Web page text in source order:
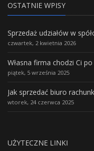
OSTATNIE WPISY
czwartek, 2 kwietnia 2026
piątek, 5 września 2025
Jak sprzedać biuro
wtorek, 24 czerwca 2025
UŻYTECZNE LINKI